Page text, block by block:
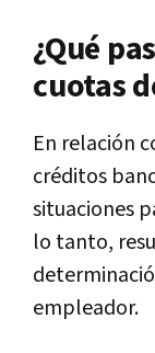
¿Qué
cuotas
En relación
créditos
situaciones
lo tanto,
empleador.